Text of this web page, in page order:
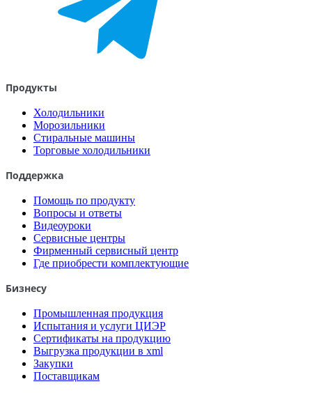
Продукты
Холодильники
Морозильники
Стиральные машины
Торговые холодильники
Поддержка
Помощь по продукту
Вопросы и ответы
Видеоуроки
Сервисные центры
Фирменный сервисный центр
Где приобрести комплектующие
Бизнесу
Промышленная продукция
Испытания и услуги ЦИЭР
Сертификаты на продукцию
Выгрузка продукции в xml
Закупки
Поставщикам